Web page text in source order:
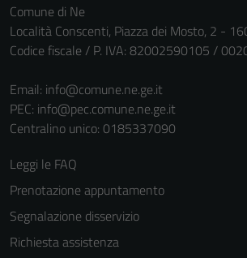
Comune di Ne
Località Conscenti, Piazza dei Mosto, 2 -
Codice fiscale / P. IVA: 82002590105 /
Email: info@comune.ne.ge.it
PEC: info@pec.comune.ne.ge.it
Centralino unico: 0185337090
Leggi le FAQ
Prenotazione appuntamento
Segnalazione disservizio
Richiesta assistenza